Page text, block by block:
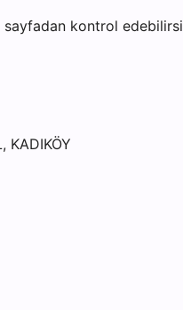
kontrol
KADIKÖY